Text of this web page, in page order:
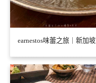
earnestos味蕾之旅｜新加